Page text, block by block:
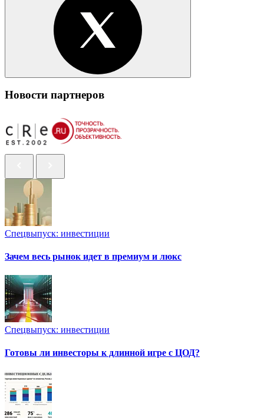
Новости партнеров
Спецвыпуск: инвестиции
Зачем весь рынок идет в премиум и люкс
Спецвыпуск: инвестиции
Готовы ли инвесторы к длинной игре с ЦОД?